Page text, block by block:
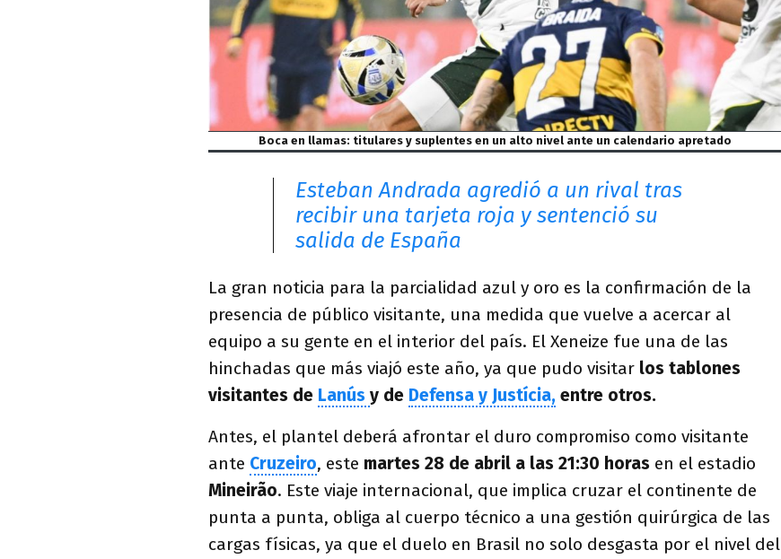
Boca en llamas: titulares y suplentes en un alto nivel ante un calendario apretado
Esteban Andrada agredió a un rival tras
recibir una tarjeta roja y sentenció su
salida de España
La gran noticia para la parcialidad azul y oro es la confirmación de la
presencia de público visitante, una medida que vuelve a acercar al
equipo a su gente en el interior del país. El Xeneize fue una de las
hinchadas que más viajó este año, ya que pudo visitar los tablones
visitantes de Lanús y de Defensa y Justícia, entre otros.
Antes, el plantel deberá afrontar el duro compromiso como visitante
ante Cruzeiro, este martes 28 de abril a las 21:30 horas en el estadio
Mineirão. Este viaje internacional, que implica cruzar el continente de
punta a punta, obliga al cuerpo técnico a una gestión quirúrgica de las
cargas físicas, ya que el duelo en Brasil no solo desgasta por el nivel del